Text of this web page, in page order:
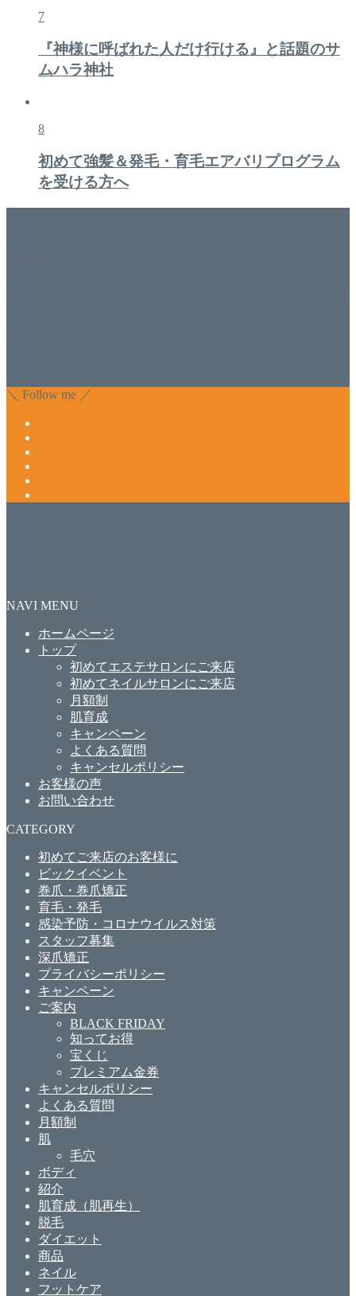
7
『神様に呼ばれた人だけ行ける』と話題のサ
ムハラ神社
8
初めて強髪＆発毛・育毛エアバリプログラム
を受ける方へ
＼ Follow me ／
NAVI MENU
ホームページ
トップ
初めてエステサロンにご来店
初めてネイルサロンにご来店
月額制
肌育成
キャンペーン
よくある質問
キャンセルポリシー
お客様の声
お問い合わせ
CATEGORY
初めてご来店のお客様に
ビックイベント
巻爪・巻爪矯正
育毛・発毛
感染予防・コロナウイルス対策
スタッフ募集
深爪矯正
プライバシーポリシー
キャンペーン
ご案内
BLACK FRIDAY
知ってお得
宝くじ
プレミアム金券
キャンセルポリシー
よくある質問
月額制
肌
毛穴
ボディ
紹介
肌育成（肌再生）
脱毛
ダイエット
商品
ネイル
フットケア